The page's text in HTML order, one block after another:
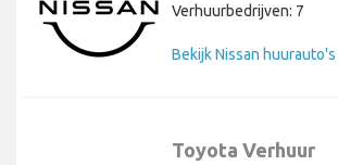
Verhuurbedrijven: 7
Bekijk Nissan huurauto's
Toyota Verhuur